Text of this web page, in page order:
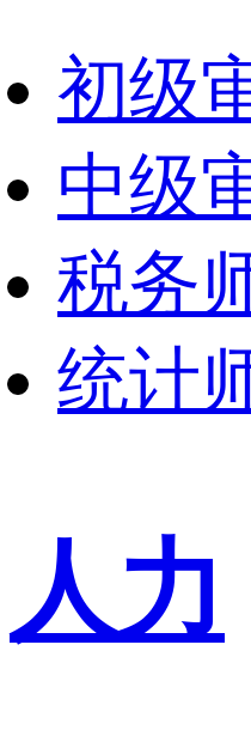
初级
中级
税务
统计
人力